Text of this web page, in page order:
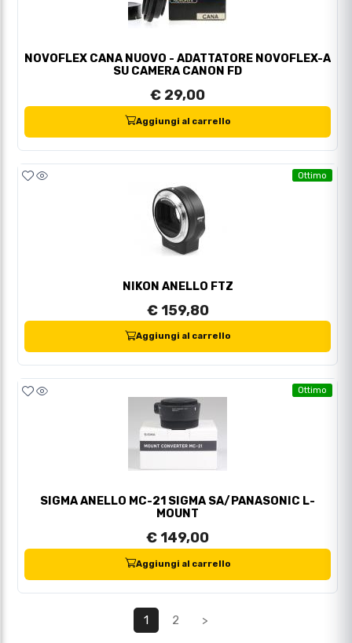
NOVOFLEX CANA NUOVO - ADATTATORE NOVOFLEX-A
SU CAMERA CANON FD
€ 29,00
Aggiungi al carrello
Ottimo
NIKON ANELLO FTZ
€ 159,80
Aggiungi al carrello
Ottimo
SIGMA ANELLO MC-21 SIGMA SA/PANASONIC L-
MOUNT
€ 149,00
Aggiungi al carrello
1 2 >